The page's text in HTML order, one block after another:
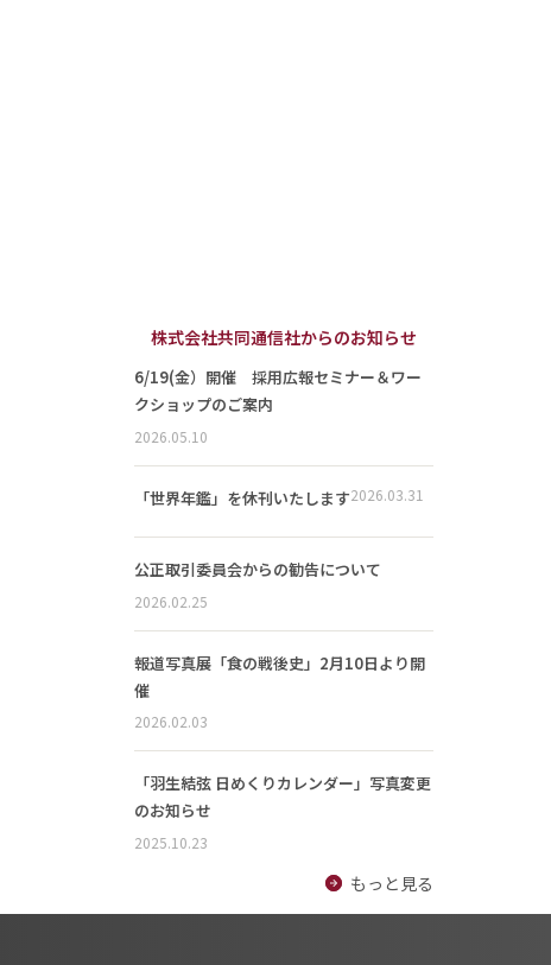
株式会社共同通信社からのお知らせ
6/19(金）開催 採用広報セミナー＆ワー
クショップのご案内
2026.05.10
「世界年鑑」を休刊いたします2026.03.31
公正取引委員会からの勧告について
2026.02.25
報道写真展「食の戦後史」2月10日より開
催
2026.02.03
「羽生結弦 日めくりカレンダー」写真変更
のお知らせ
2025.10.23
もっと見る